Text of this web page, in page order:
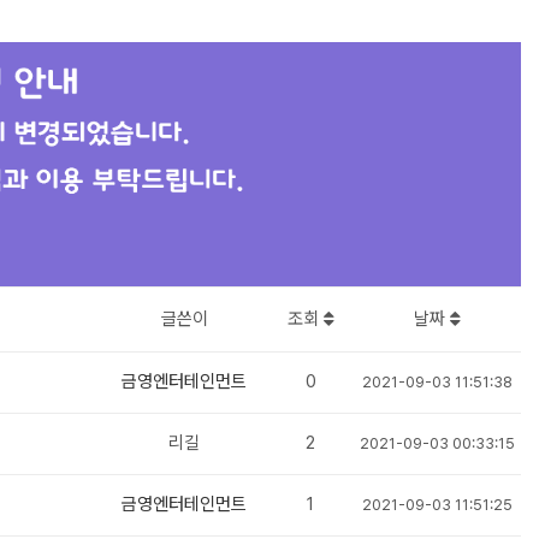
글쓴이 조회 날짜
금영엔터테인먼트 0 2021-09-03 11:51:38
리길 2 2021-09-03 00:33:15
금영엔터테인먼트 1 2021-09-03 11:51:25